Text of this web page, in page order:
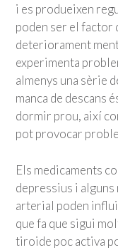
i es produeixen
poden ser el factor
deteriorament
experimenta
almenys una sèrie
manca de descans
dormir prou, així
pot provocar
Els medicaments
depressius i
arterial poden
que fa que sigui
tiroide poc activa